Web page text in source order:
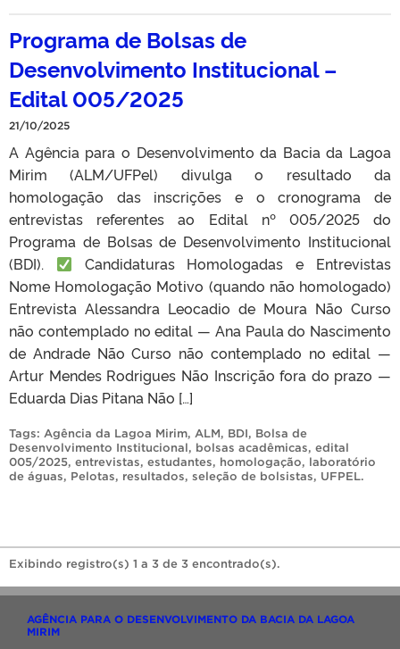
Programa de Bolsas de
Desenvolvimento Institucional –
Edital 005/2025
21/10/2025
A Agência para o Desenvolvimento da Bacia da Lagoa
Mirim (ALM/UFPel) divulga o resultado da
homologação das inscrições e o cronograma de
entrevistas referentes ao Edital nº 005/2025 do
Programa de Bolsas de Desenvolvimento Institucional
(BDI).
Candidaturas Homologadas e Entrevistas
Nome Homologação Motivo (quando não homologado)
Entrevista Alessandra Leocadio de Moura Não Curso
não contemplado no edital — Ana Paula do Nascimento
de Andrade Não Curso não contemplado no edital —
Artur Mendes Rodrigues Não Inscrição fora do prazo —
Eduarda Dias Pitana Não […]
Tags: Agência da Lagoa Mirim, ALM, BDI, Bolsa de
Desenvolvimento Institucional, bolsas acadêmicas, edital
005/2025, entrevistas, estudantes, homologação, laboratório
de águas, Pelotas, resultados, seleção de bolsistas, UFPEL.
Exibindo registro(s) 1 a 3 de 3 encontrado(s).
AGÊNCIA PARA O DESENVOLVIMENTO DA BACIA DA LAGOA
MIRIM